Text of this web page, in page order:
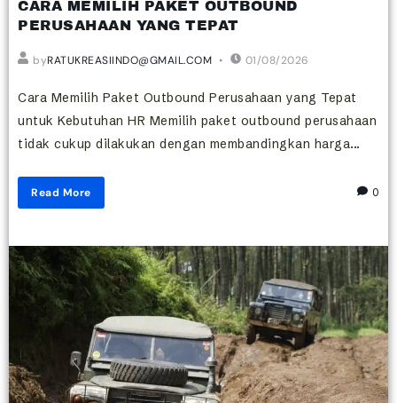
CARA MEMILIH PAKET OUTBOUND
PERUSAHAAN YANG TEPAT
byRATUKREASIINDO@GMAIL.COM 01/08/2026
Cara Memilih Paket Outbound Perusahaan yang Tepat
untuk Kebutuhan HR Memilih paket outbound perusahaan
tidak cukup dilakukan dengan membandingkan harga...
Read More 0